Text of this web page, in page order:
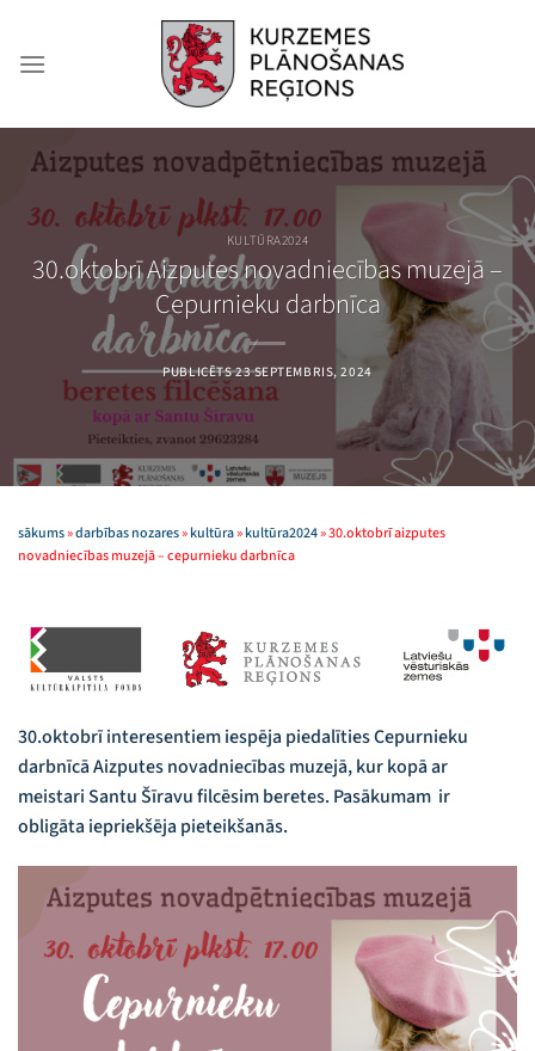
content
KULTŪRA2024
30.oktobrī Aizputes novadniecības muzejā –
Cepurnieku darbnīca
PUBLICĒTS23 SEPTEMBRIS, 2024
sākums»darbības nozares»kultūra»kultūra2024»30.oktobrī aizputes
novadniecības muzejā – cepurnieku darbnīca
30.oktobrī interesentiem iespēja piedalīties Cepurnieku
darbnīcā Aizputes novadniecības muzejā, kur kopā ar
meistari Santu Šīravu filcēsim beretes. Pasākumam ir
obligāta iepriekšēja pieteikšanās.